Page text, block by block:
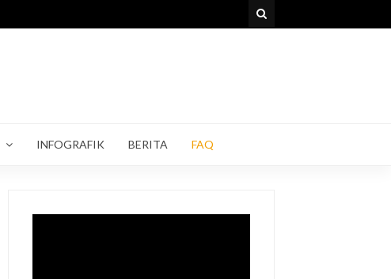
INFOGRAFIK BERITA FAQ